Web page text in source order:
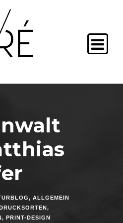
, ALLGEMEIN
,
, PRINT-DESIGN